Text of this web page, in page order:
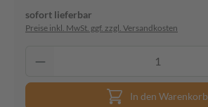
sofort lieferbar
Preise inkl. MwSt. ggf. zzgl. Versandkosten
In den Warenkorb